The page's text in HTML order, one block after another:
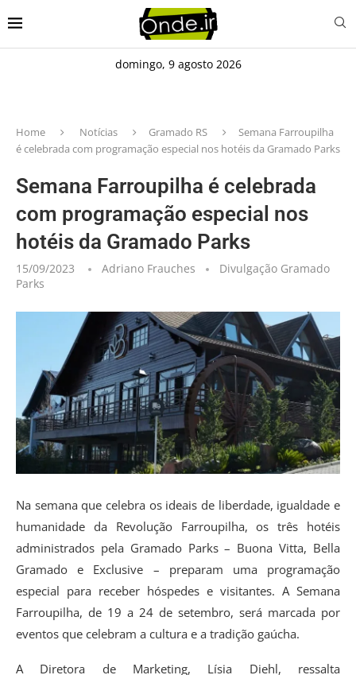
domingo, 9 agosto 2026
Home Notícias Gramado RS
Semana Farroupilha
é celebrada com programação especial nos hotéis da Gramado Parks
Semana Farroupilha é celebrada
com programação especial nos
hotéis da Gramado Parks
15/09/2023 Adriano Frauches
Divulgação Gramado
Parks
Na semana que celebra os ideais de liberdade, igualdade e
humanidade da Revolução Farroupilha, os três hotéis
administrados pela Gramado Parks – Buona Vitta, Bella
Gramado e Exclusive – preparam uma programação
especial para receber hóspedes e visitantes. A Semana
Farroupilha, de 19 a 24 de setembro, será marcada por
eventos que celebram a cultura e a tradição gaúcha.
A Diretora de Marketing, Lísia Diehl, ressalta